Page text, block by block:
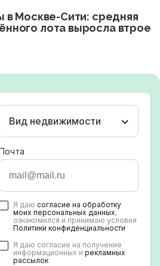
в Москве-Сити: средняя
лота выросла втрое
Вид недвижимости
Я даю согласие на обработку
моих персональных данных,
ознакомился и принимаю условия
Политики конфиденциальности
Я даю согласие на получение
информационных и рекламных
рассылок